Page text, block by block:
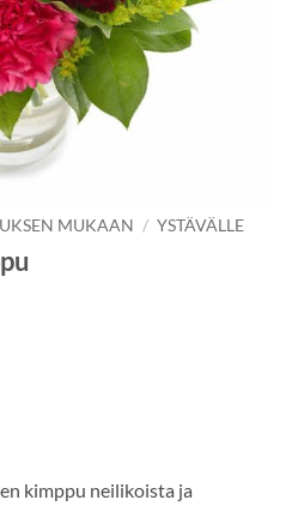
MUKAAN / YSTÄVÄLLE
kimppu neilikoista ja